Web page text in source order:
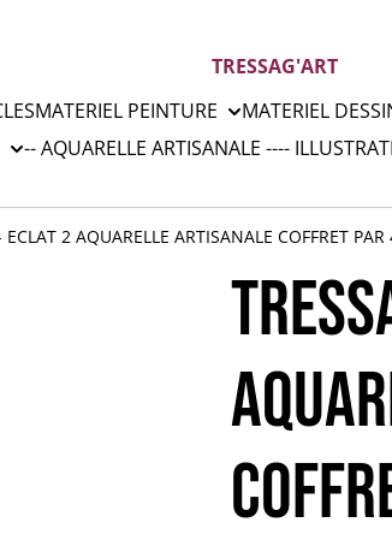
TRESSAG'ART
MATERIEL PEINTURE MATERIEL
-- AQUARELLE ARTISANALE ----
ECLAT 2 AQUARELLE ARTISANALE COFFRET